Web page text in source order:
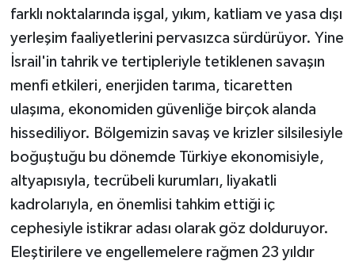
farklı noktalarında işgal, yıkım, katliam ve yasa dışı
yerleşim faaliyetlerini pervasızca sürdürüyor. Yine
İsrail'in tahrik ve tertipleriyle tetiklenen savaşın
menfi etkileri, enerjiden tarıma, ticaretten
ulaşıma, ekonomiden güvenliğe birçok alanda
hissediliyor. Bölgemizin savaş ve krizler silsilesiyle
boğuştuğu bu dönemde Türkiye ekonomisiyle,
altyapısıyla, tecrübeli kurumları, liyakatli
kadrolarıyla, en önemlisi tahkim ettiği iç
cephesiyle istikrar adası olarak göz dolduruyor.
Eleştirilere ve engellemelere rağmen 23 yıldır
Kars Müftülüğü
Kastamonu Müftülüğü
Kayseri Müftülüğü
Kilis Müftülüğü
Kırklareli Müftülüğü